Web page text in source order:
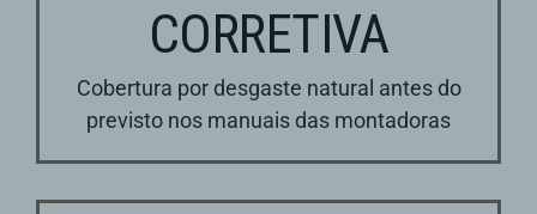
CORRETIVA
Cobertura por desgaste natural antes do
previsto nos manuais das montadoras